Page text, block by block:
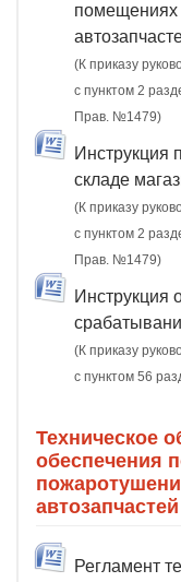
помещениях
(К приказу
с пунктом 2
Прав. №1479)
Инструкция
складе
(К приказу
с пунктом 2
Прав. №1479)
Инструкция
(К приказу
с пунктом 56
Техническое
обеспечения
Регламент